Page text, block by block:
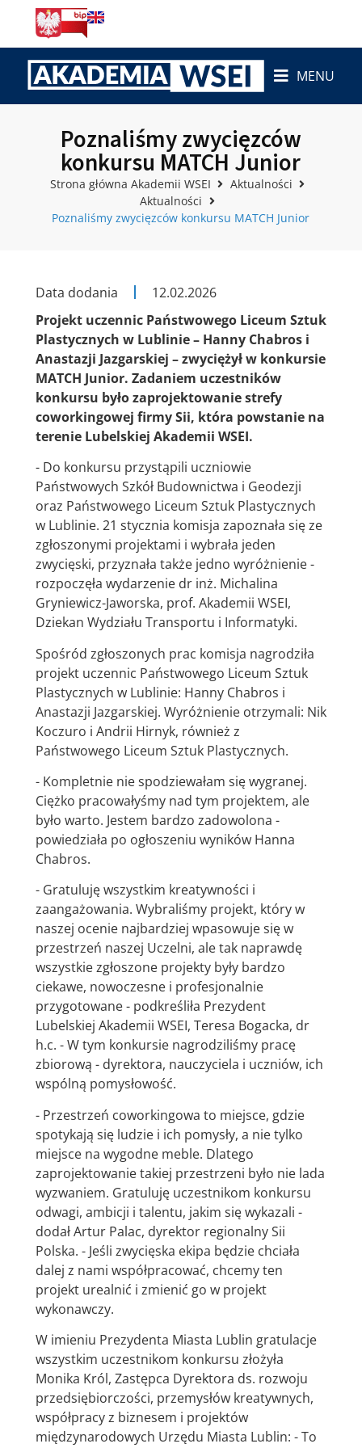
MENU
Poznaliśmy zwycięzców
konkursu MATCH Junior
Strona główna Akademii WSEI
Aktualności
Aktualności
Poznaliśmy zwycięzców konkursu MATCH Junior
Data dodania
12.02.2026
Projekt uczennic Państwowego Liceum Sztuk
Plastycznych w Lublinie – Hanny Chabros i
Anastazji Jazgarskiej – zwyciężył w konkursie
MATCH Junior. Zadaniem uczestników
konkursu było zaprojektowanie strefy
coworkingowej firmy Sii, która powstanie na
terenie Lubelskiej Akademii WSEI.
- Do konkursu przystąpili uczniowie
Państwowych Szkół Budownictwa i Geodezji
oraz Państwowego Liceum Sztuk Plastycznych
w Lublinie. 21 stycznia komisja zapoznała się ze
zgłoszonymi projektami i wybrała jeden
zwycięski, przyznała także jedno wyróżnienie -
rozpoczęła wydarzenie dr inż. Michalina
Gryniewicz-Jaworska, prof. Akademii WSEI,
Dziekan Wydziału Transportu i Informatyki.
Spośród zgłoszonych prac komisja nagrodziła
projekt uczennic Państwowego Liceum Sztuk
Plastycznych w Lublinie: Hanny Chabros i
Anastazji Jazgarskiej. Wyróżnienie otrzymali: Nik
Koczuro i Andrii Hirnyk, również z
Państwowego Liceum Sztuk Plastycznych.
- Kompletnie nie spodziewałam się wygranej.
Ciężko pracowałyśmy nad tym projektem, ale
było warto. Jestem bardzo zadowolona -
powiedziała po ogłoszeniu wyników Hanna
Chabros.
- Gratuluję wszystkim kreatywności i
zaangażowania. Wybraliśmy projekt, który w
naszej ocenie najbardziej wpasowuje się w
przestrzeń naszej Uczelni, ale tak naprawdę
wszystkie zgłoszone projekty były bardzo
ciekawe, nowoczesne i profesjonalnie
przygotowane - podkreśliła Prezydent
Lubelskiej Akademii WSEI, Teresa Bogacka, dr
h.c. - W tym konkursie nagrodziliśmy pracę
zbiorową - dyrektora, nauczyciela i uczniów, ich
wspólną pomysłowość.
- Przestrzeń coworkingowa to miejsce, gdzie
spotykają się ludzie i ich pomysły, a nie tylko
miejsce na wygodne meble. Dlatego
zaprojektowanie takiej przestrzeni było nie lada
wyzwaniem. Gratuluję uczestnikom konkursu
odwagi, ambicji i talentu, jakim się wykazali -
dodał Artur Palac, dyrektor regionalny Sii
Polska. - Jeśli zwycięska ekipa będzie chciała
dalej z nami współpracować, chcemy ten
projekt urealnić i zmienić go w projekt
wykonawczy.
W imieniu Prezydenta Miasta Lublin gratulacje
wszystkim uczestnikom konkursu złożyła
Monika Król, Zastępca Dyrektora ds. rozwoju
przedsiębiorczości, przemysłów kreatywnych,
współpracy z biznesem i projektów
międzynarodowych Urzędu Miasta Lublin: - To